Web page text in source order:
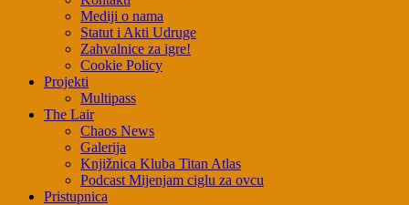
Mediji o nama
Statut i Akti Udruge
Zahvalnice za igre!
Cookie Policy
Projekti
Multipass
The Lair
Chaos News
Galerija
Knjižnica Kluba Titan Atlas
Podcast Mijenjam ciglu za ovcu
Pristupnica